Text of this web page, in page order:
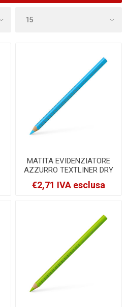
MATITA EVIDENZIATORE
AZZURRO TEXTLINER DRY
1148 FABER-CASTELL
[114851]
€2,71 IVA esclusa